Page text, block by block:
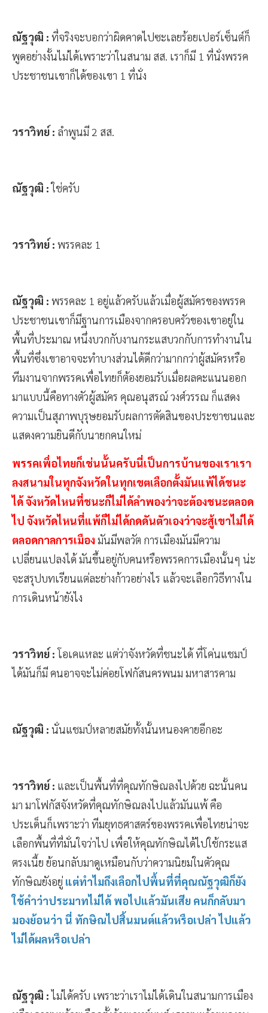
ณัฐวุฒิ : ที่จริงจะบอกว่าผิดคาดไปซะเลยร้อยเปอร์เซ็นต์ก็
พูดอย่างงั้นไม่ได้เพราะว่าในสนาม สส. เราก็มี 1 ที่นั่งพรรค
ประชาชนเขาก็ได้ของเขา 1 ที่นั่ง
วราวิทย์ : ลำพูนมี 2 สส.
ณัฐวุฒิ :ใช่ครับ
วราวิทย์ : พรรคละ 1
ณัฐวุฒิ : พรรคละ 1 อยู่แล้วครับแล้วเมื่อผู้สมัครของพรรค
ประชาชนเขาก็มีฐานการเมืองจากครอบครัวของเขาอยู่ใน
พื้นที่ประมาณ หนึ่งบวกกับงานกระแสบวกกับการทำงานใน
พื้นที่ซึ่งเขาอาจจะทำบางส่วนได้ดีกว่ามากกว่าผู้สมัครหรือ
ทีมงานจากพรรคเพื่อไทยก็ต้องยอมรับเมื่อผลคะแนนออก
มาแบบนี้คือทางตัวผู้สมัคร คุณอนุสรณ์ วงศ์วรรณ ก็แสดง
ความเป็นสุภาพบุรุษยอมรับผลการตัดสินของประชาชนและ
แสดงความยินดีกับนายกคนใหม่
พรรคเพื่อไทยก็เช่นนั้นครับนี่เป็นการบ้านของเราเรา
ลงสนามในทุกจังหวัดในทุกเขตเลือกตั้งมันแพ้ได้ชนะ
ได้ จังหวัดไหนที่ชนะก็ไม่ได้ลำพองว่าจะต้องชนะตลอด
ไป จังหวัดไหนที่แพ้ก็ไม่ได้กดดันตัวเองว่าจะสู้เขาไม่ได้
ตลอดกาลการเมืองมันมีพลวัต การเมืองมันมีความ
เปลี่ยนแปลงได้ มันขึ้นอยู่กับคนหรือพรรคการเมืองนั้นๆ น่ะ
จะสรุปบทเรียนแต่ละย่างก้าวอย่างไร แล้วจะเลือกวิธีทางใน
การเดินหน้ายังไง
วราวิทย์ :โอเคแหละ แต่ว่าจังหวัดที่ชนะได้ ที่โค่นแชมป์
ได้มันก็มี คนอาจจะไม่ค่อยโฟกัสนครพนม มหาสารคาม
ณัฐวุฒิ : นั่นแชมป์หลายสมัยทั้งนั้นหนองคายอีกอะ
วราวิทย์ : และเป็นพื้นที่ที่คุณทักษิณลงไปด้วย ฉะนั้นคน
มา มาโฟกัสจังหวัดที่คุณทักษิณลงไปแล้วมันแพ้ คือ
ประเด็นก็เพราะว่า ทีมยุทธศาสตร์ของพรรคเพื่อไทยน่าจะ
เลือกพื้นที่ที่มั่นใจว่าไป เพื่อให้คุณทักษิณได้ไปใช้กระแส
ตรงเนี้ย ย้อนกลับมาดูเหมือนกับว่าความนิยมในตัวคุณ
ทักษิณยังอยู่ แต่ทำไมถึงเลือกไปพื้นที่ที่คุณณัฐวุฒิก็ยัง
ใช้คำว่าประมาทไม่ได้ พอไปแล้วมันเสีย คนก็กลับมา
มองย้อนว่า นี่ ทักษิณไปสิ้นมนต์แล้วหรือเปล่า ไปแล้ว
ไม่ได้ผลหรือเปล่า
ณัฐวุฒิ :ไม่ได้ครับ เพราะว่าเราไม่ได้เดินในสนามการเมือง